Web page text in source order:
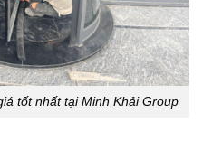
tốt nhất tại Minh Khải Group